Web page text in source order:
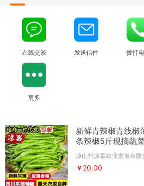
在线交谈 发送信件 拨打
更多
新鲜青辣椒青线椒
条辣椒5斤现摘蔬
凉山州凉慕农业发展有限
￥20.00